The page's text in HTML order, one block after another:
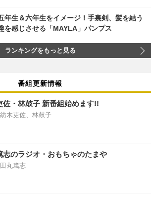
年生＆六年生をイメージ！手裏剣、髪を結う
を感じさせる「MAYLA」パンプス
ランキングをもっと見る
番組更新情報
佐・林鼓子 新番組始めます!!
木吏佐、林鼓子
志のラジオ・おもちゃのたまや
丸篤志